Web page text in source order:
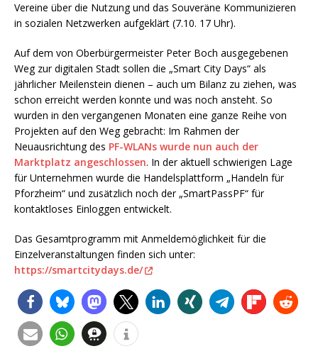
Vereine über die Nutzung und das Souveräne Kommunizieren
in sozialen Netzwerken aufgeklärt (7.10. 17 Uhr).
Auf dem von Oberbürgermeister Peter Boch ausgegebenen
Weg zur digitalen Stadt sollen die „Smart City Days“ als
jährlicher Meilenstein dienen – auch um Bilanz zu ziehen, was
schon erreicht werden konnte und was noch ansteht. So
wurden in den vergangenen Monaten eine ganze Reihe von
Projekten auf den Weg gebracht: Im Rahmen der
Neuausrichtung des PF-WLANs wurde nun auch der
Marktplatz angeschlossen. In der aktuell schwierigen Lage
für Unternehmen wurde die Handelsplattform „Handeln für
Pforzheim“ und zusätzlich noch der „SmartPassPF“ für
kontaktloses Einloggen entwickelt.
Das Gesamtprogramm mit Anmeldemöglichkeit für die
Einzelveranstaltungen finden sich unter:
https://smartcitydays.de/